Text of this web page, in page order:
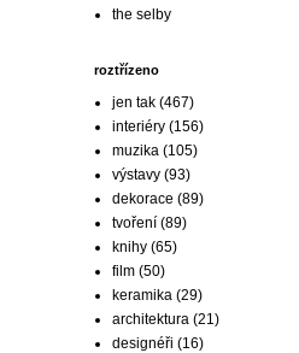
the selby
roztřízeno
jen tak (467)
interiéry (156)
muzika (105)
výstavy (93)
dekorace (89)
tvoření (89)
knihy (65)
film (50)
keramika (29)
architektura (21)
designéři (16)